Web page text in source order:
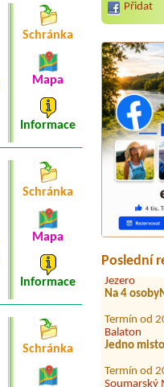
Přidat
Poslední
Termín od
chata se
Termín od
kemp U
Jezero
Na 4
Termín od
Balaton
Jedno
Termín od
Soumarský
1 místo pro
Schránka
Mapa
Informace
Schránka
Mapa
Informace
Schránka